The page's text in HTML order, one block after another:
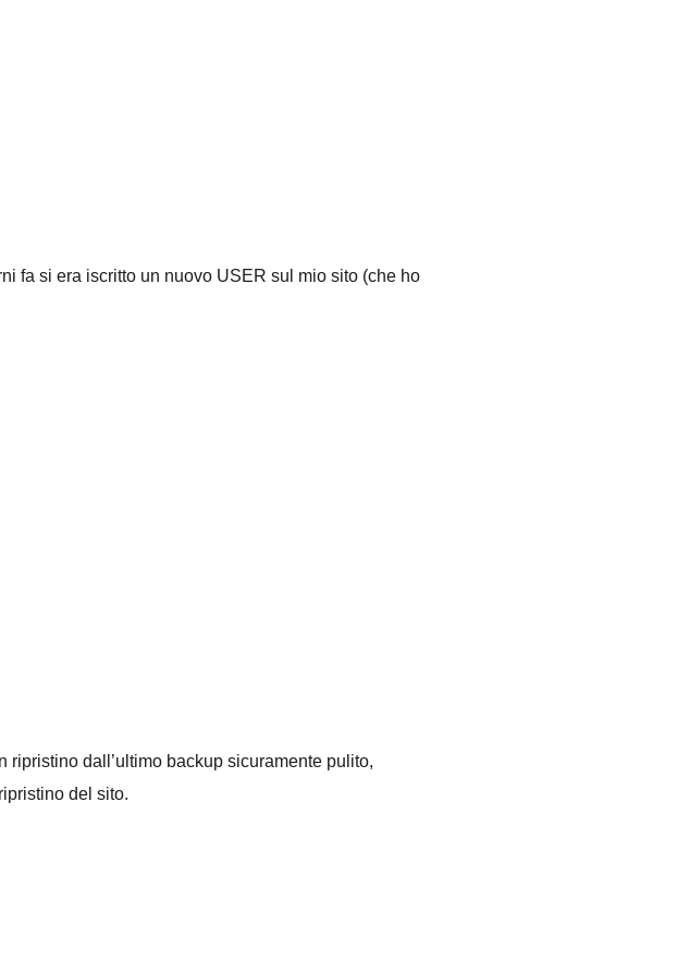
fa si era iscritto un nuovo USER sul mio sito (che ho
dall’ultimo backup sicuramente pulito,
del sito.